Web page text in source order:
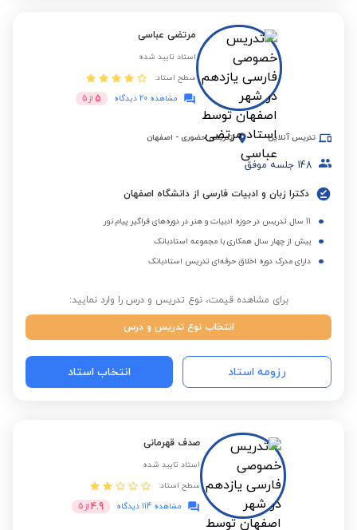
مرتضی عباسی
استاد تایید شده
سطح استاد:
مشاهده 20 دیدگاه
5 از 5
تدریس آنلاین تدریس حضوری - اصفهان
148 جلسه موفق
دکترا زبان و ادبیات فارسی از دانشگاه اصفهان
11 سال تدریس در حوزه ادبیات و هنر در دوره‌های فراگیر پیام نور
بیش از چهار سال همکاری با مجموعه استادبانک
دارای مدرک دوره اخلاق حرفه‌ای تدریس استادبانک
برای مشاهده قیمت، نوع تدریس و درس را وارد نمایید:
انتخاب نوع تدریس و درس
رزومه استاد انتخاب استاد
صدف قهرمانی
استاد تایید شده
سطح استاد:
مشاهده 114 دیدگاه
4.9 از 5